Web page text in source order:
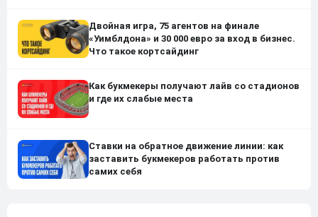
Двойная игра, 75 агентов на финале
«Уимблдона» и 30 000 евро за вход в бизнес.
Что такое кортсайдинг
Как букмекеры получают лайв со стадионов
и где их слабые места
Ставки на обратное движение линии: как
заставить букмекеров работать против
самих себя